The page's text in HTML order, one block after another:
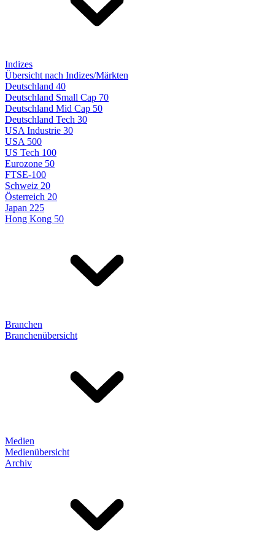
Indizes
Übersicht nach Indizes/Märkten
Deutschland 40
Deutschland Small Cap 70
Deutschland Mid Cap 50
Deutschland Tech 30
USA Industrie 30
USA 500
US Tech 100
Eurozone 50
FTSE-100
Schweiz 20
Österreich 20
Japan 225
Hong Kong 50
Branchen
Branchenübersicht
Medien
Medienübersicht
Archiv